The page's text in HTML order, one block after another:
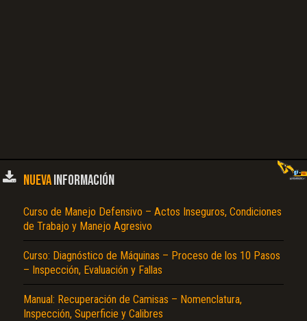
NUEVAINFORMACIÓN
Curso de Manejo Defensivo – Actos Inseguros, Condiciones
de Trabajo y Manejo Agresivo
Curso: Diagnóstico de Máquinas – Proceso de los 10 Pasos
– Inspección, Evaluación y Fallas
Manual: Recuperación de Camisas – Nomenclatura,
Inspección, Superficie y Calibres